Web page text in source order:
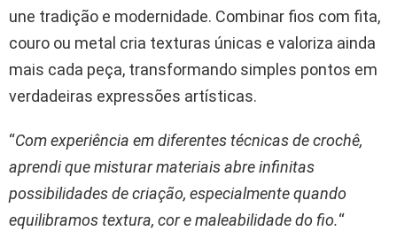
une tradição e modernidade. Combinar fios com fita,
couro ou metal cria texturas únicas e valoriza ainda
mais cada peça, transformando simples pontos em
verdadeiras expressões artísticas.
“Com experiência em diferentes técnicas de crochê,
aprendi que misturar materiais abre infinitas
possibilidades de criação, especialmente quando
equilibramos textura, cor e maleabilidade do fio.“